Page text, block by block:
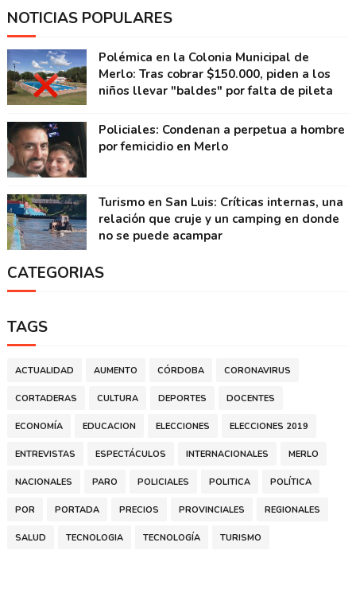
NOTICIAS POPULARES
Polémica en la Colonia Municipal de
Merlo: Tras cobrar $150.000, piden a los
niños llevar "baldes" por falta de pileta
Policiales: Condenan a perpetua a hombre
por femicidio en Merlo
Turismo en San Luis: Críticas internas, una
relación que cruje y un camping en donde
no se puede acampar
CATEGORIAS
TAGS
ACTUALIDAD AUMENTO CÓRDOBA CORONAVIRUS
CORTADERAS CULTURA DEPORTES DOCENTES
ECONOMÍA EDUCACION ELECCIONES ELECCIONES 2019
ENTREVISTAS ESPECTÁCULOS INTERNACIONALES MERLO
NACIONALES PARO POLICIALES POLITICA POLÍTICA
POR PORTADA PRECIOS PROVINCIALES REGIONALES
SALUD TECNOLOGIA TECNOLOGÍA TURISMO